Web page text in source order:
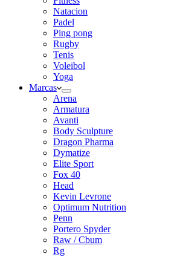
Natacion
Padel
Ping pong
Rugby
Tenis
Voleibol
Yoga
Marcas
Arena
Armatura
Avanti
Body Sculpture
Dragon Pharma
Dymatize
Elite Sport
Fox 40
Head
Kevin Levrone
Optimum Nutrition
Penn
Portero Spyder
Raw / Cbum
Rg